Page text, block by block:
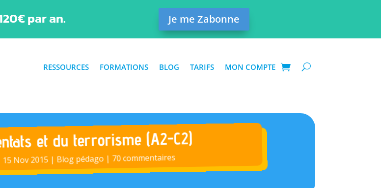
par an. Je me Zabonne
RESSOURCES FORMATIONS BLOG TARIFS MON COMPTE
et du terrorisme (A2-C2)
15 Nov 2015| Blog pédago| 70 commentaires